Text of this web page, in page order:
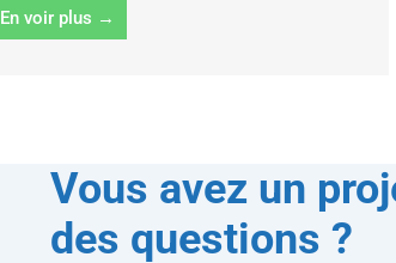
En voir plus →
Vous avez un
des questions ?